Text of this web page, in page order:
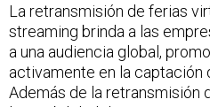
La retransmisión de ferias
streaming brinda a las
a una audiencia global,
activamente en la captación
Además de la retransmisión